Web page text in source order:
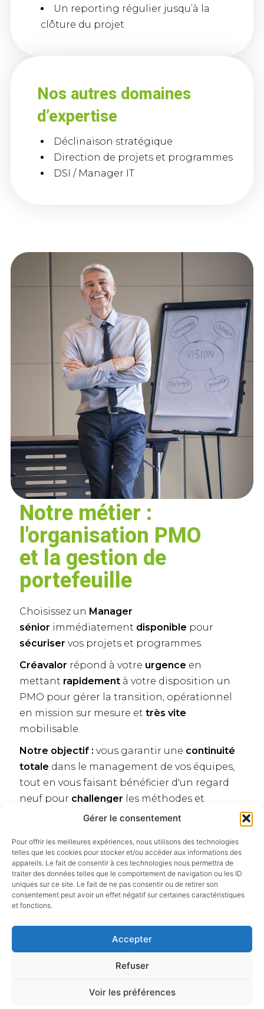
Gérer le consentement
Pour offrir les meilleures expériences, nous utilisons des technologies
telles que les cookies pour stocker et/ou accéder aux informations des
appareils. Le fait de consentir à ces technologies nous permettra de
traiter des données telles que le comportement de navigation ou les ID
uniques sur ce site. Le fait de ne pas consentir ou de retirer son
consentement peut avoir un effet négatif sur certaines caractéristiques
et fonctions.
Accepter
Refuser
Voir les préférences
Un reporting régulier jusqu’à la
clôture du projet
Nos autres domaines
d’expertise
Déclinaison stratégique
Direction de projets et programmes
DSI / Manager IT
Notre métier :
l'organisation PMO
et la gestion de
portefeuille
Choisissez un Manager
sénior immédiatement disponible pour
sécuriser vos projets et programmes.
Créavalor répond à votre urgence en
mettant rapidementà votre disposition un
PMO pour gérer la transition, opérationnel
en mission sur mesure et très vite
mobilisable.
Notre objectif : vous garantir une continuité
totale dans le management de vos équipes,
tout en vous faisant bénéficier d'un regard
neuf pour challenger les méthodes et
votre organisation.
Nous sommes à votre disposition pour vous
aider à progresser dans la réflexion.
Contactez-nous ou appelez-nous au